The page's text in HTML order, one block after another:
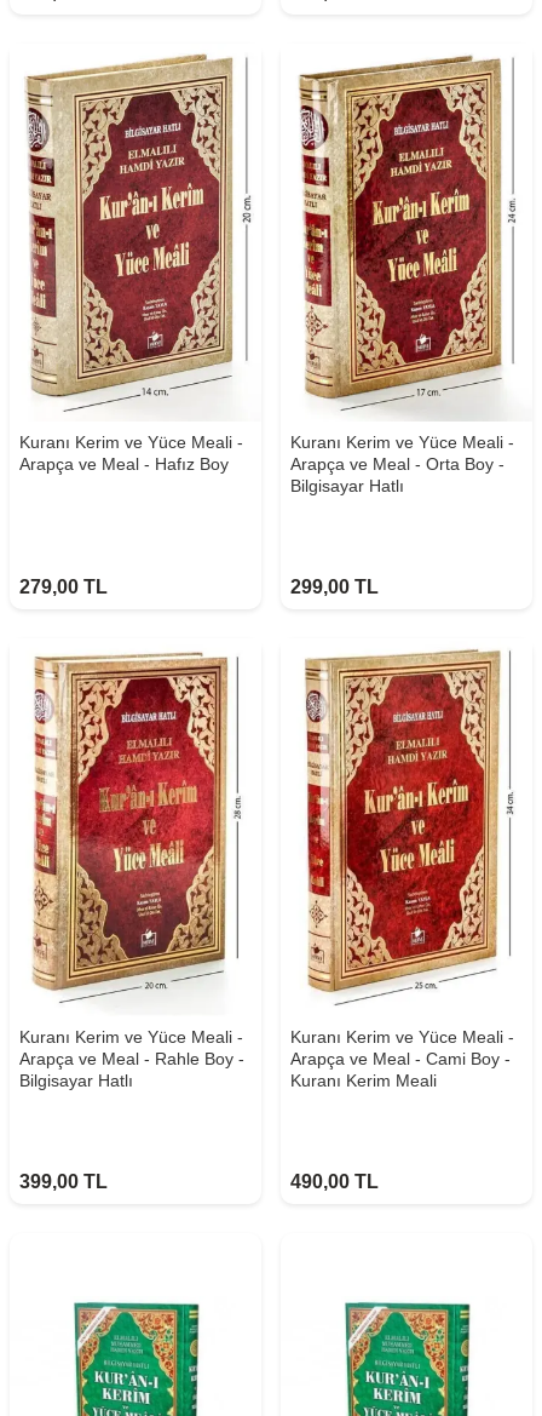
Kuranı Kerim ve Yüce Meali -
Arapça ve Meal - Hafız Boy
279,00 TL
Kuranı Kerim ve Yüce Meali -
Arapça ve Meal - Orta Boy -
Bilgisayar Hatlı
299,00 TL
Kuranı Kerim ve Yüce Meali -
Arapça ve Meal - Rahle Boy -
Bilgisayar Hatlı
399,00 TL
Kuranı Kerim ve Yüce Meali -
Arapça ve Meal - Cami Boy -
Kuranı Kerim Meali
490,00 TL